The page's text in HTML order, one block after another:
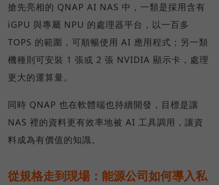
搶先亮相的 QNAP AI NAS 中，一類是採用含有
iGPU 與專屬 NPU 的處理器平台，以一百多
TOPS 的範圍，可順暢使用 AI 應用程式；另一類
機種則可安裝 1 張或 2 張 NVIDIA 顯示卡，處理
更大的運算量。
同時 QNAP 也在軟體端也持續開發，目標是讓
NAS 裡的資料更有效率地被 AI 工具調用，讓資
料成為有價值的知識。
從規格走到現場：能源公司如何導入私